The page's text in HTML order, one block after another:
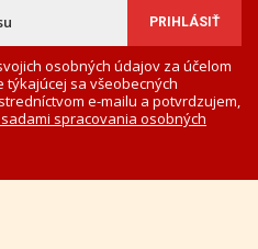
osobných údajov za účelom
sa všeobecných
e-mailu a potvrdzujem,
spracovania osobných